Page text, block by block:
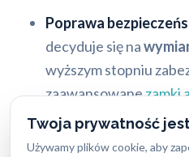
Twoja prywatność
Używamy plików cookie, aby
Poprawa
decyduje się na
wyższym stopniu
zaawansowanezamki
renomowanych
Mottura